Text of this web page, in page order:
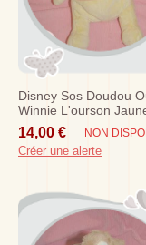
Disney Sos Doudou
Winnie L'ourson
Billes 24 Cm
14,00 € NON
Créer une alerte